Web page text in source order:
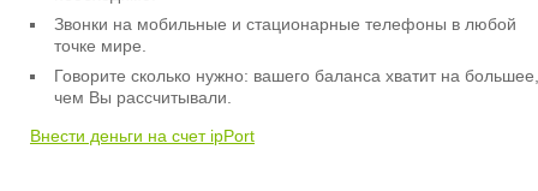
Звонки на мобильные и стационарные телефоны в любой
точке мире.
Говорите сколько нужно: вашего баланса хватит на большее,
чем Вы рассчитывали.
Внести деньги на счет ipPort